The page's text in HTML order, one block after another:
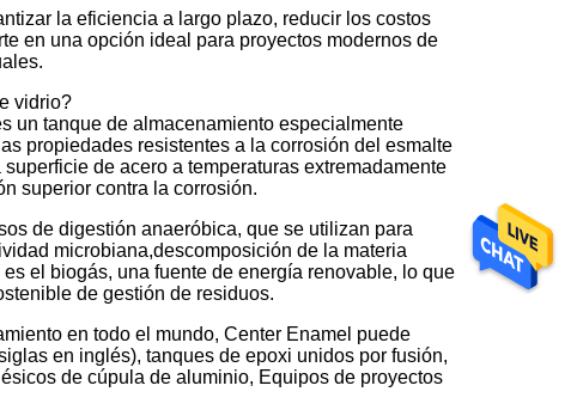
la eficiencia a largo plazo, reducir los costos
en una opción ideal para proyectos modernos de
vidrio?
un tanque de almacenamiento especialmente
propiedades resistentes a la corrosión del esmalte
de acero a temperaturas extremadamente
superior contra la corrosión.
de digestión anaeróbica, que se utilizan para
microbiana,descomposición de la materia
el biogás, una fuente de energía renovable, lo que
de gestión de residuos.
en todo el mundo, Center Enamel puede
en inglés), tanques de epoxi unidos por fusión,
de cúpula de aluminio, Equipos de proyectos